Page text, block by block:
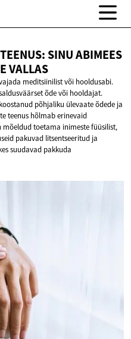
SINU ABIMEES
VALLAS
meditsiinilist või hooldusabi.
õde või hooldajat.
põhjaliku ülevaate õdede ja
teenus hõlmab erinevaid
mõeldud toetama inimeste füüsilist,
pakuvad litsentseeritud ja
suudavad pakkuda